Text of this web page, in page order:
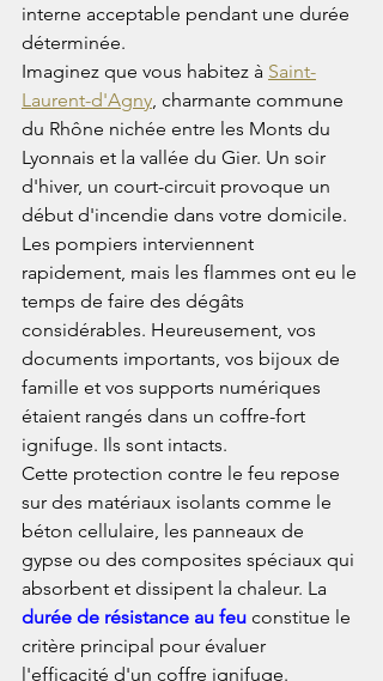
interne acceptable pendant une durée
déterminée.
Imaginez que vous habitez à Saint-
Laurent-d'Agny , charmante commune
du Rhône nichée entre les Monts du
Lyonnais et la vallée du Gier. Un soir
d'hiver, un court-circuit provoque un
début d'incendie dans votre domicile.
Les pompiers interviennent
rapidement, mais les flammes ont eu le
temps de faire des dégâts
considérables. Heureusement, vos
documents importants, vos bijoux de
famille et vos supports numériques
étaient rangés dans un coffre-fort
ignifuge. Ils sont intacts.
Cette protection contre le feu repose
sur des matériaux isolants comme le
béton cellulaire, les panneaux de
gypse ou des composites spéciaux qui
absorbent et dissipent la chaleur. La
durée de résistance au feu constitue le
critère principal pour évaluer
l'efficacité d'un coffre ignifuge.